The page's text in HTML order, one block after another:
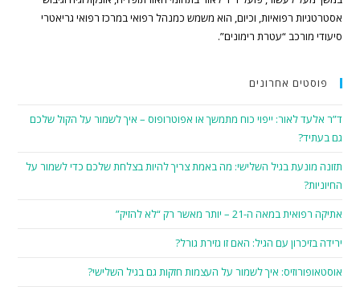
אסטרטגיות רפואיות, וכיום, הוא משמש כמנהל רפואי במרכז רפואי גריאטרי
סיעודי מורכב “עטרת רימונים”.
פוסטים אחרונים
ד”ר אלעד לאור: ייפוי כוח מתמשך או אפוטרופוס – איך לשמור על הקול שלכם
גם בעתיד?
תזונה מונעת בגיל השלישי: מה באמת צריך להיות בצלחת שלכם כדי לשמור על
החיוניות?
אתיקה רפואית במאה ה-21 – יותר מאשר רק “לא להזיק”
ירידה בזיכרון עם הגיל: האם זו גזירת גורל?
אוסטאופורוזיס: איך לשמור על העצמות חזקות גם בגיל השלישי?